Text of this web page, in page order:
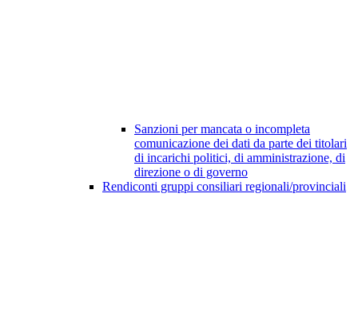
Sanzioni per mancata o incompleta
comunicazione dei dati da parte dei titolari
di incarichi politici, di amministrazione, di
direzione o di governo
Rendiconti gruppi consiliari regionali/provinciali